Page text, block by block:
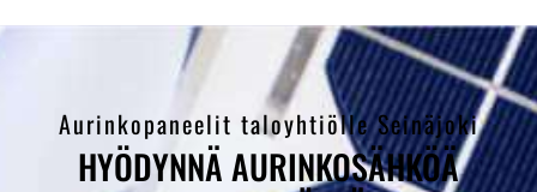
Aurinkopaneelit taloyhtiölle Seinäjoki
HYÖDYNNÄ AURINKOSÄHKÖÄ